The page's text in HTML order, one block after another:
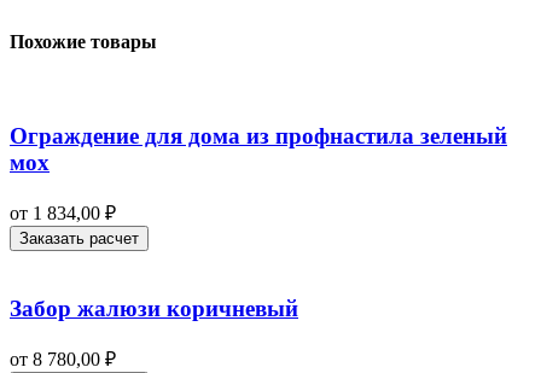
Похожие товары
Ограждение для дома из профнастила зеленый
мох
от 1 834,00 ₽
Заказать расчет
Забор жалюзи коричневый
от 8 780,00 ₽